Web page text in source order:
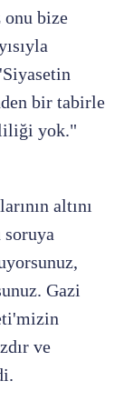
onu bize
bir tabirle
yok."
altını
Gazi
ve